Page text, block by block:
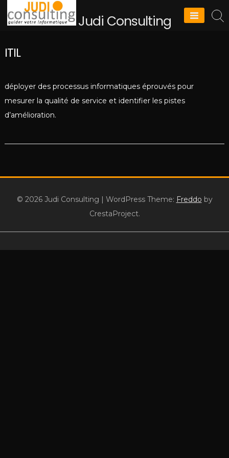
Judi Consulting
ITIL
déployer des processus informatiques éprouvés pour
mesurer la qualité de service et identifier les pistes
d’amélioration.
© 2026 Judi Consulting | WordPress Theme: Freddo by
CrestaProject.